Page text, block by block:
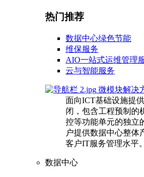
热门推荐
数据中心绿色节能
维保服务
AIO一站式运维管理
云与智能服务
微模块解决
面向ICT基础设施提
闭，包含工程预制的
控等功能单元的独立
户提供数据中心整体
客户IT服务管理水平。
数据中心